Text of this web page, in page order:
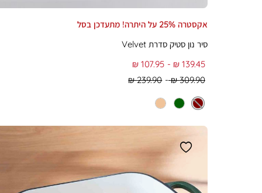
אקסטרה 25% על היתרה! מתעדכן בסל
סיר נון סטיק סדרת Velvet
Regular
Price
239.90 ₪
Regular
Price
309.90 ₪
From
107.95 ₪ To
139.45 ₪